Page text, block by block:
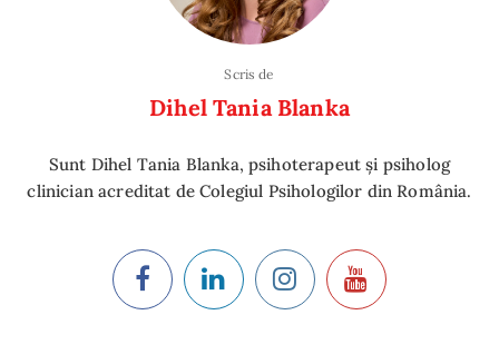
Scris de
Dihel Tania Blanka
Sunt Dihel Tania Blanka, psihoterapeut și psiholog
clinician acreditat de Colegiul Psihologilor din România.